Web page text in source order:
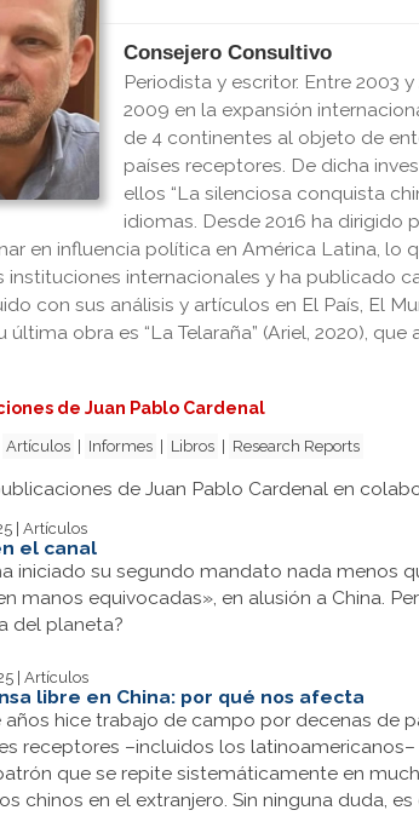
Consejero Consultivo
Periodista y escritor. Entre 2003
2009 en la expansión
de 4 continentes al objeto de
países receptores. De dicha
ellos “La silenciosa conquista
idiomas. Desde 2016 ha
en influencia política en América Latina,
instituciones internacionales y ha publicado
con sus análisis y artículos en El País, El
última obra es “La Telaraña” (Ariel, 2020),
de Juan Pablo Cardenal
Artículos Informes Libros Research Reports
de Juan Pablo Cardenal en
| Artículos
el canal
iniciado su segundo mandato nada menos
manos equivocadas», en alusión a China.
del planeta?
| Artículos
libre en China: por qué nos afecta
años hice trabajo de campo por decenas de
receptores –incluidos los
que se repite sistemáticamente en
chinos en el extranjero. Sin ninguna duda,